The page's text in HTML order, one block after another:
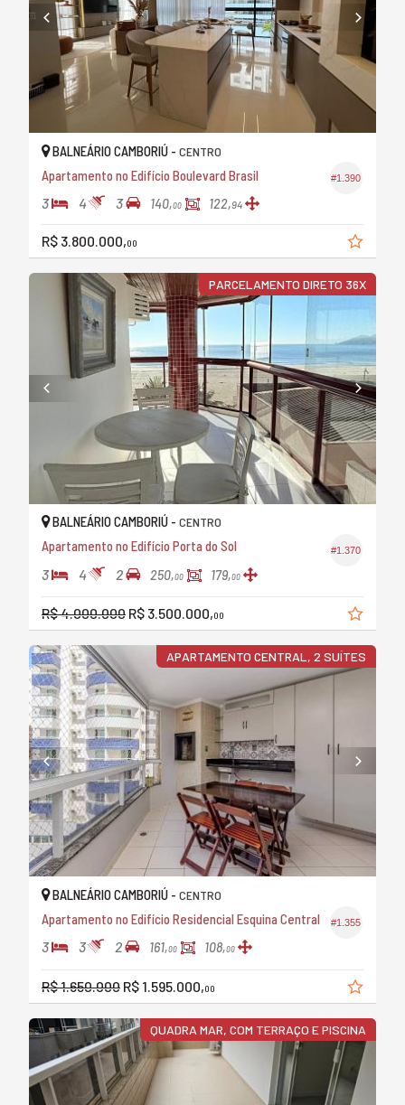
#1.390
BALNEÁRIO CAMBORIÚ - CENTRO
Apartamento no Edifício Boulevard Brasil
3 4 3 140,00 122,94
R$ 3.800.000,00
PARCELAMENTO DIRETO 36X
#1.370
BALNEÁRIO CAMBORIÚ - CENTRO
Apartamento no Edifício Porta do Sol
3 4 2 250,00 179,00
R$ 4.000.000 R$ 3.500.000,00
APARTAMENTO CENTRAL, 2 SUÍTES
#1.355
BALNEÁRIO CAMBORIÚ - CENTRO
Apartamento no Edifício Residencial Esquina Central
3 3 2 161,00 108,00
R$ 1.650.000 R$ 1.595.000,00
QUADRA MAR, COM TERRAÇO E PISCINA